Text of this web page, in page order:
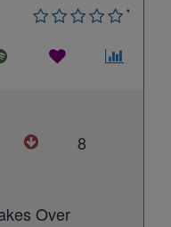
*
8
Over